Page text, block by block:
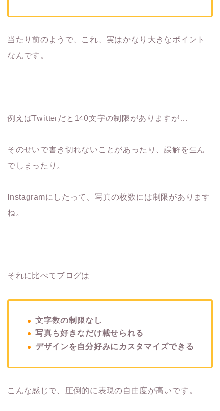
当たり前のようで、これ、実はかなり大きなポイント
なんです。
例えばTwitterだと140文字の制限がありますが…
そのせいで書き切れないことがあったり、誤解を生ん
でしまったり。
Instagramにしたって、写真の枚数には制限があります
ね。
それに比べてブログは
文字数の制限なし
写真も好きなだけ載せられる
デザインを自分好みにカスタマイズできる
こんな感じで、圧倒的に表現の自由度が高いです。